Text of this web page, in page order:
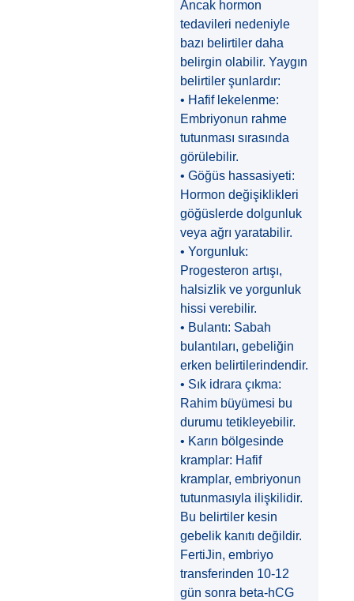
Ancak hormon
tedavileri nedeniyle
bazı belirtiler daha
belirgin olabilir. Yaygın
belirtiler şunlardır:
• Hafif lekelenme:
Embriyonun rahme
tutunması sırasında
görülebilir.
• Göğüs hassasiyeti:
Hormon değişiklikleri
göğüslerde dolgunluk
veya ağrı yaratabilir.
• Yorgunluk:
Progesteron artışı,
halsizlik ve yorgunluk
hissi verebilir.
• Bulantı: Sabah
bulantıları, gebeliğin
erken belirtilerindendir.
• Sık idrara çıkma:
Rahim büyümesi bu
durumu tetikleyebilir.
• Karın bölgesinde
kramplar: Hafif
kramplar, embriyonun
tutunmasıyla ilişkilidir.
Bu belirtiler kesin
gebelik kanıtı değildir.
FertiJin, embriyo
transferinden 10-12
gün sonra beta-hCG